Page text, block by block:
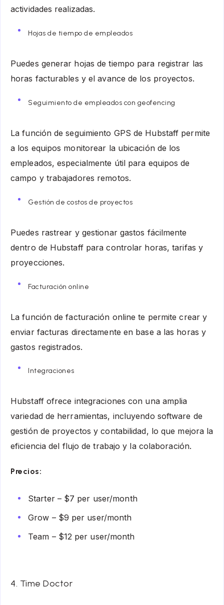
actividades realizadas.
Hojas de tiempo de empleados
Puedes generar hojas de tiempo para registrar las
horas facturables y el avance de los proyectos.
Seguimiento de empleados con geofencing
La función de seguimiento GPS de Hubstaff permite
a los equipos monitorear la ubicación de los
empleados, especialmente útil para equipos de
campo y trabajadores remotos.
Gestión de costos de proyectos
Puedes rastrear y gestionar gastos fácilmente
dentro de Hubstaff para controlar horas, tarifas y
proyecciones.
Facturación online
La función de facturación online te permite crear y
enviar facturas directamente en base a las horas y
gastos registrados.
Integraciones
Hubstaff ofrece integraciones con una amplia
variedad de herramientas, incluyendo software de
gestión de proyectos y contabilidad, lo que mejora la
eficiencia del flujo de trabajo y la colaboración.
Precios:
Starter – $7 per user/month
Grow – $9 per user/month
Team – $12 per user/month
4. Time Doctor